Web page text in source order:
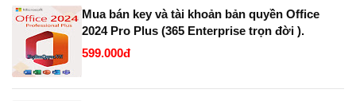
Mua bán key và tài khoản bản quyền Office
2024 Pro Plus (365 Enterprise trọn đời ).
599.000đ